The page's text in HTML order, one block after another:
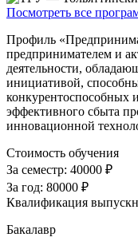
Посмотреть все
Профиль
предпринимателем и
деятельности,
инициативой,
конкурентоспособных
эффективного сбыта
инновационной
Стоимость обучения
За семестр: 40000 ₽
За год: 80000 ₽
Квалификация
Бакалавр